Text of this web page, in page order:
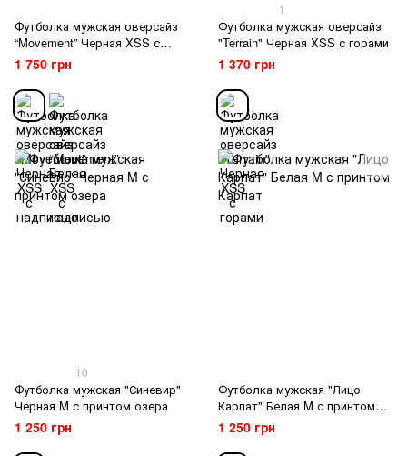
Футболка мужская оверсайз
“Movement” Черная XSS с
надписью
1 750 грн
1
Футболка мужская оверсайз
"Terrain" Черная XSS с горами
1 370 грн
10
Футболка мужская "Синевир"
Черная M с принтом озера
1 250 грн
Футболка мужская "Лицо
Карпат" Белая M с принтом
Карпат
1 250 грн